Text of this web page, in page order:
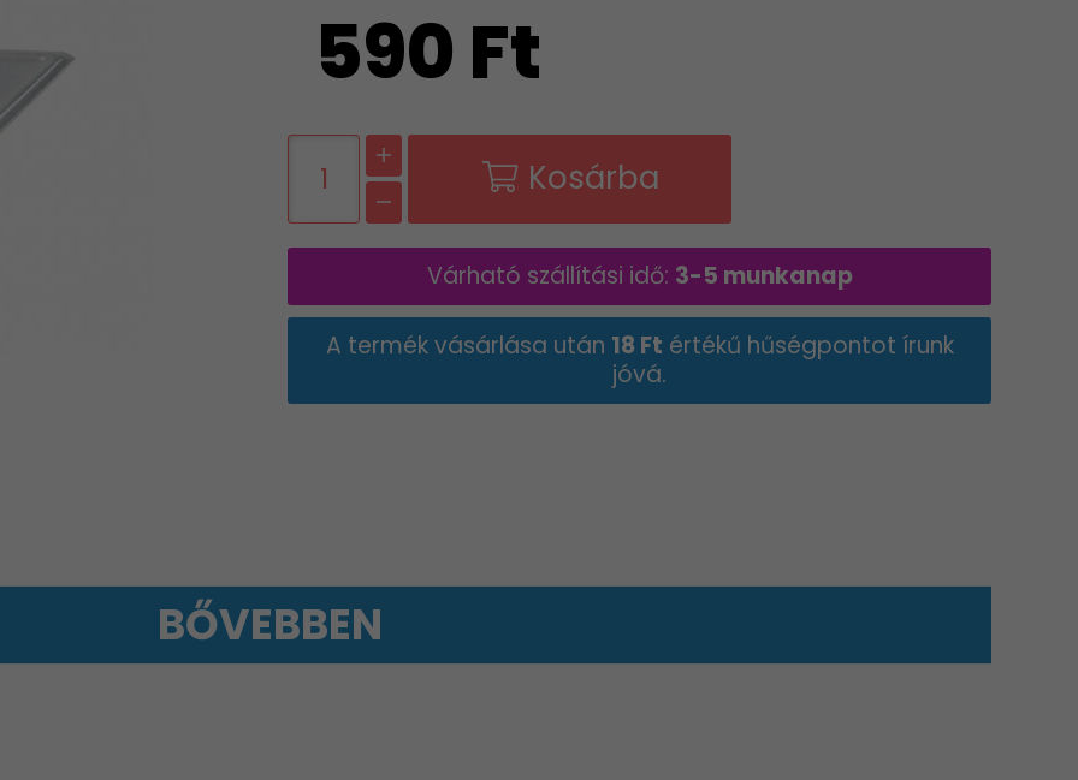
590 Ft
Kosárba
Várható szállítási idő: 3-5 munkanap
A termék vásárlása után 18 Ft értékű hűségpontot írunk
jóvá.
BŐVEBBEN